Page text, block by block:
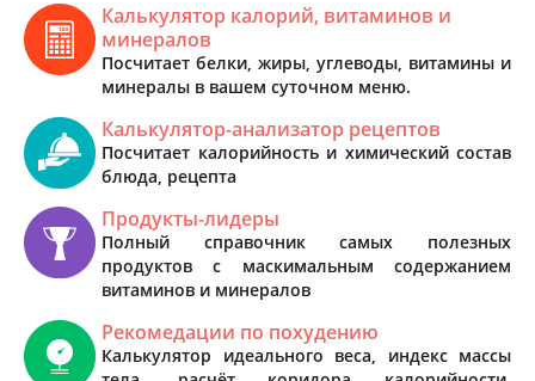
Калькулятор калорий, витаминов и
минералов
Посчитает белки, жиры, углеводы, витамины и
минералы в вашем суточном меню.
Калькулятор-анализатор рецептов
Посчитает калорийность и химический состав
блюда, рецепта
Продукты-лидеры
Полный справочник самых полезных
продуктов с маскимальным содержанием
витаминов и минералов
Рекомедации по похудению
Калькулятор идеального веса, индекс массы